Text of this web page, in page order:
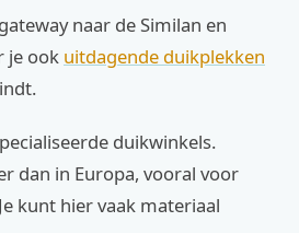
naar de Similan en
je ook uitdagende duikplekken
duikwinkels.
dan in Europa, vooral voor
kunt hier vaak materiaal